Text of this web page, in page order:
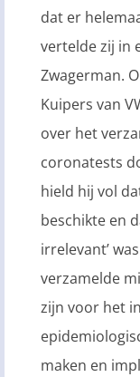
dat er
vertelde zij in
Zwagerman.
Kuipers van
over het
coronatests
hield hij vol
beschikte en
irrelevant’
verzamelde
zijn voor het
maken en